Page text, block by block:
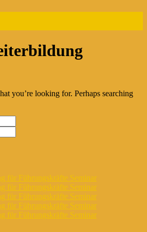
you’re looking for. Perhaps searching
für Führungskräfte Seminar
für Führungskräfte Seminar
für Führungskräfte Seminar
für Führungskräfte Seminar
für Führungskräfte Seminar